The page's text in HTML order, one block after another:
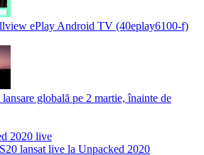
ePlay Android TV (40eplay6100-f)
globală pe 2 martie, înainte de
lansat live la Unpacked 2020